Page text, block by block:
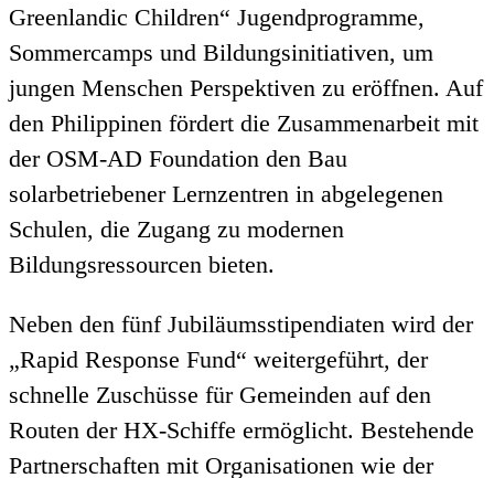
Greenlandic Children“ Jugendprogramme,
Sommercamps und Bildungsinitiativen, um
jungen Menschen Perspektiven zu eröffnen. Auf
den Philippinen fördert die Zusammenarbeit mit
der OSM-AD Foundation den Bau
solarbetriebener Lernzentren in abgelegenen
Schulen, die Zugang zu modernen
Bildungsressourcen bieten.
Neben den fünf Jubiläumsstipendiaten wird der
„Rapid Response Fund“ weitergeführt, der
schnelle Zuschüsse für Gemeinden auf den
Routen der HX-Schiffe ermöglicht. Bestehende
Partnerschaften mit Organisationen wie der